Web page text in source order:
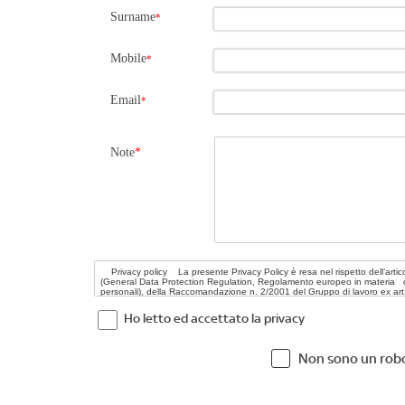
Surname*
Mobile*
Email*
Note*
Ho letto ed accettato la privacy
Non sono un